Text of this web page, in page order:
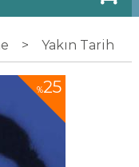
> Yakın Tarih
%25